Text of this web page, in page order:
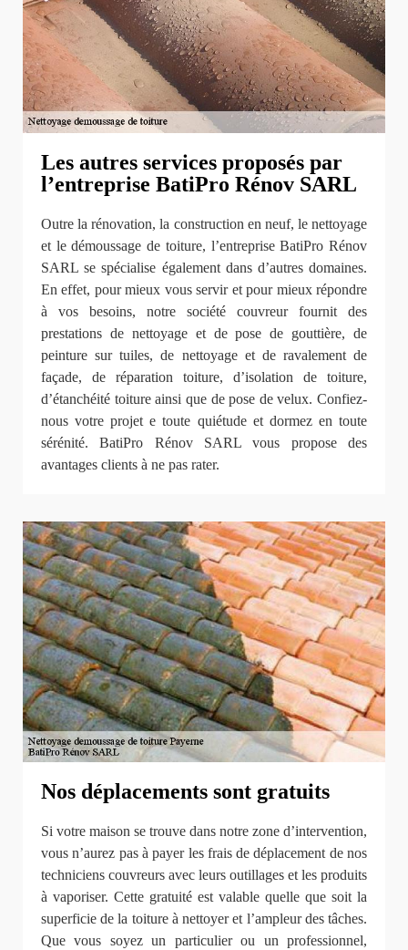
Les autres services proposés par
l’entreprise BatiPro Rénov SARL
Outre la rénovation, la construction en neuf, le nettoyage
et le démoussage de toiture, l’entreprise BatiPro Rénov
SARL se spécialise également dans d’autres domaines.
En effet, pour mieux vous servir et pour mieux répondre
à vos besoins, notre société couvreur fournit des
prestations de nettoyage et de pose de gouttière, de
peinture sur tuiles, de nettoyage et de ravalement de
façade, de réparation toiture, d’isolation de toiture,
d’étanchéité toiture ainsi que de pose de velux. Confiez-
nous votre projet e toute quiétude et dormez en toute
sérénité. BatiPro Rénov SARL vous propose des
avantages clients à ne pas rater.
Nos déplacements sont gratuits
Si votre maison se trouve dans notre zone d’intervention,
vous n’aurez pas à payer les frais de déplacement de nos
techniciens couvreurs avec leurs outillages et les produits
à vaporiser. Cette gratuité est valable quelle que soit la
superficie de la toiture à nettoyer et l’ampleur des tâches.
Que vous soyez un particulier ou un professionnel,